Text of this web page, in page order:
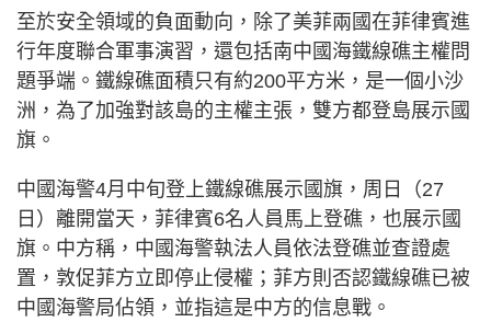
至於安全領域的負面動向，除了美菲兩國在菲律賓進
行年度聯合軍事演習，還包括南中國海鐵線礁主權問
題爭端。鐵線礁面積只有約200平方米，是一個小沙
洲，為了加強對該島的主權主張，雙方都登島展示國
旗。
中國海警4月中旬登上鐵線礁展示國旗，周日（27
日）離開當天，菲律賓6名人員馬上登礁，也展示國
旗。中方稱，中國海警執法人員依法登礁並查證處
置，敦促菲方立即停止侵權；菲方則否認鐵線礁已被
中國海警局佔領，並指這是中方的信息戰。